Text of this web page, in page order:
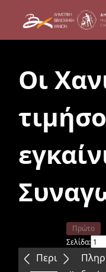
Οι
Περιεχόμενα
Πρώτο
Σελίδα:
Επόμενο